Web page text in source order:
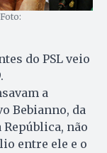
do PSL veio
a
Bebianno, da
não
entre ele e o